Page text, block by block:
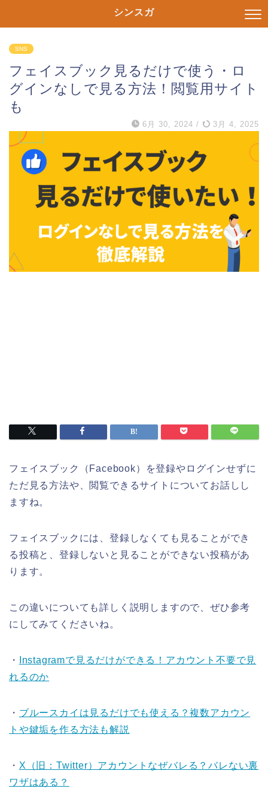
シンスガ
SNS
フェイスブック見るだけで使う・ロ
グインなしで見る方法！閲覧用サイト
も
6月 30, 2024 / 3月 4, 2025
フェイスブック（Facebook）を登録やログインせずに
ただ見る方法や、閲覧できるサイトについてお話しし
ますね。
フェイスブックには、登録しなくても見ることができ
る投稿と、登録しないと見ることができない投稿があ
ります。
この違いについても詳しく説明しますので、ぜひ参考
にしてみてくださいね。
・
Instagramで見るだけができる！アカウント不要で見
れるのか
・ ブルースカイは見るだけでも使える？複数アカウン
トや鍵垢を作る方法も解説
・ X（旧：Twitter）アカウントなぜバレる？バレない裏
ワザはある？